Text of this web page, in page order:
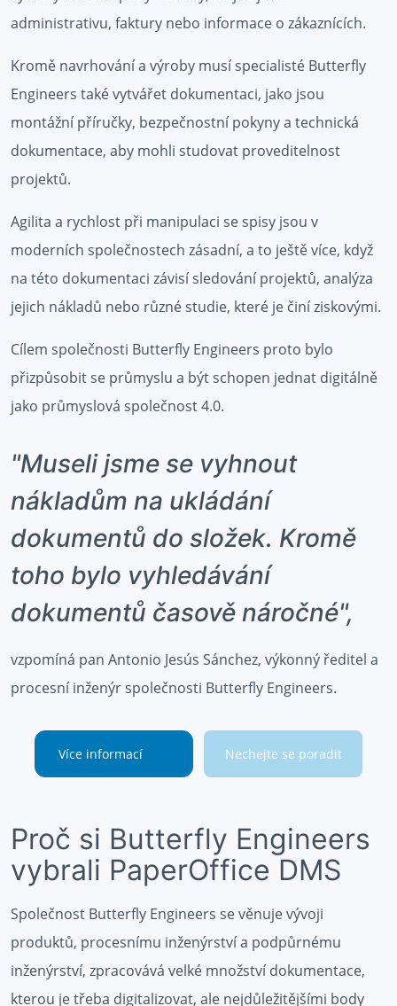
administrativu, faktury nebo informace o zákaznících.
Kromě navrhování a výroby musí specialisté Butterfly
Engineers také vytvářet dokumentaci, jako jsou
montážní příručky, bezpečnostní pokyny a technická
dokumentace, aby mohli studovat proveditelnost
projektů.
Agilita a rychlost při manipulaci se spisy jsou v
moderních společnostech zásadní, a to ještě více, když
na této dokumentaci závisí sledování projektů, analýza
jejich nákladů nebo různé studie, které je činí ziskovými.
Cílem společnosti Butterfly Engineers proto bylo
přizpůsobit se průmyslu a být schopen jednat digitálně
jako průmyslová společnost 4.0.
"Museli jsme se vyhnout
nákladům na ukládání
dokumentů do složek. Kromě
toho bylo vyhledávání
dokumentů časově náročné",
vzpomíná pan Antonio Jesús Sánchez, výkonný ředitel a
procesní inženýr společnosti Butterfly Engineers.
Více informací Nechejte se poradit
Proč si Butterfly Engineers
vybrali PaperOffice DMS
Společnost Butterfly Engineers se věnuje vývoji
produktů, procesnímu inženýrství a podpůrnému
inženýrství, zpracovává velké množství dokumentace,
kterou je třeba digitalizovat, ale nejdůležitějšími body